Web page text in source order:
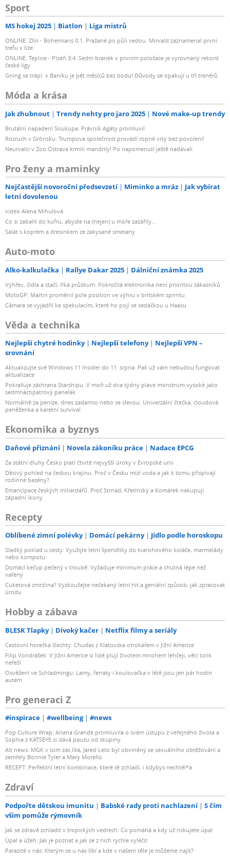
Sport
MS hokej 2025 Biatlon Liga mistrů
ONLINE: Zlín - Bohemians 0:1. Pražané po půli vedou. Mirvald zaznamenal první
trefu v lize
ONLINE: Teplice - Plzeň 3:4. Sedm branek v prvním poločase je vyrovnaný rekord
české ligy
Gning se trápí: v Baníku je pět měsíců bez bodu! Důvody se opakují u tří trenérů
Móda a krása
Jak zhubnout Trendy nehty pro jaro 2025 Nové make-up trendy
Brutální napadení Soukupa. Právník Agáty promluvil
Rozruch v Grónsku: Trumpova společnost provádí ropné vrty bez povolení!
Neurvalci v Zoo Ostrava krmili mandrily! Po napomenutí ještě nadávali
Pro ženy a maminky
Nejčastější novoroční předsevzetí Miminko a mráz
Jak vybírat
letní dovolenou
video Alena Mihulová
Co si zabalit do kufru, abyste na (nejen) u moře zazářily...
Salát s koprem a dresinkem ze zakysané smetany
Auto-moto
Alko-kalkulačka Rallye Dakar 2025 Dálniční známka 2025
Výhřev, čidla a stačí, říká průzkum. Pokročilá elektronika není prioritou zákazníků
MotoGP: Martin proměnil pole position ve výhru v britském sprintu
Câmara se vyjádřil ke spekulacím, které ho pojí se sedačkou u Haasu
Věda a technika
Nejlepší chytré hodinky Nejlepší telefony
Nejlepší VPN –
srovnání
Aktualizujte své Windows 11 Insider do 11. srpna. Pak už vám nebudou fungovat
aktualizace
Pokračuje záchrana Starshipu. V moři už dva týdny plave monstrum vysoké jako
sedmnáctipatrový panelák
Normálně za peníze, dnes zadarmo nebo se slevou: Univerzální čtečka, cloudová
peněženka a karetní survival
Ekonomika a byznys
Daňové přiznání Novela zákoníku práce Nadace EPCG
Za státní dluhy Česko platí čtvrté nejvyšší úroky v Evropské unii
Děsivý pohled na českou krajinu. Proč v Česku mizí voda a jak k tomu přispívají
rodinné bazény?
Emancipace českých miliardářů. Proč Strnad, Křetínský a Komárek nakupují
západní ikony
Recepty
Oblíbené zimní polévky Domácí pekárny Jídlo podle horoskopu
Sladký poklad u cesty: Využijte letní špendlíky do tvarohového koláče, marmelády
nebo kompotu
Domácí kečup pečený v troubě: Vyžaduje minimum práce a chutná lépe než
vařený
Cuketová zmrzlina? Vyzkoušejte nečekaný letní hit a geniální způsob, jak zpracovat
úrodu
Hobby a zábava
BLESK Tlapky Divoký kačer Netflix filmy a seriály
Cestovní horečka šlechty: Chuďas z Klatovska otrokářem v Jižní Americe
Filip Vondrášek: V Jižní Americe si lidé plují životem mnohem lehčeji, věci tolik
neřeší
Osvěžení ve Schladmingu: Lamy, ferraty i koulovačka v létě jsou jen pár hodin
autem
Pro generaci Z
#inspirace #wellbeing #news
Pop Culture Wrap: Ariana Grande promluvila o svém ústupu z veřejného života a
Sophia z KATSEYE si dává pauzu od skupiny
Alt news: MGK v tom zas lítá, Jared Leto byl obviněný ze sexuálního obtěžování a
zemřely Bonnie Tyler a Mary Morello
RECEPT: Perfektní letní kombinace, které tě zchladí, i kdybys nechtěl*a
Zdraví
Podpořte dětskou imunitu Babské rady proti nachlazení
S čím
vším pomůže rýmovník
Jak se zdravě zchladit v tropických vedrech: Co pomáhá a kdy už riskujete úpal
Úpal a úžeh: Jak je poznat a jak se z nich rychle vyléčit
Parazité v nás: Kterým se u nás líbí a kde v našem těle je můžeme najít?